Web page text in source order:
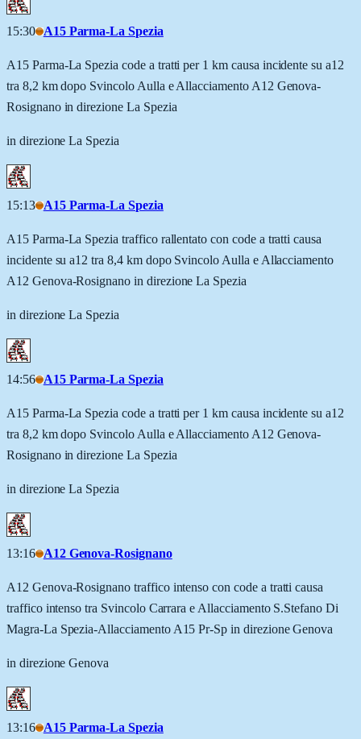
15:30 A15 Parma-La Spezia
A15 Parma-La Spezia code a tratti per 1 km causa incidente su a12
tra 8,2 km dopo Svincolo Aulla e Allacciamento A12 Genova-
Rosignano in direzione La Spezia
in direzione La Spezia
15:13 A15 Parma-La Spezia
A15 Parma-La Spezia traffico rallentato con code a tratti causa
incidente su a12 tra 8,4 km dopo Svincolo Aulla e Allacciamento
A12 Genova-Rosignano in direzione La Spezia
in direzione La Spezia
14:56 A15 Parma-La Spezia
A15 Parma-La Spezia code a tratti per 1 km causa incidente su a12
tra 8,2 km dopo Svincolo Aulla e Allacciamento A12 Genova-
Rosignano in direzione La Spezia
in direzione La Spezia
13:16 A12 Genova-Rosignano
A12 Genova-Rosignano traffico intenso con code a tratti causa
traffico intenso tra Svincolo Carrara e Allacciamento S.Stefano Di
Magra-La Spezia-Allacciamento A15 Pr-Sp in direzione Genova
in direzione Genova
13:16 A15 Parma-La Spezia